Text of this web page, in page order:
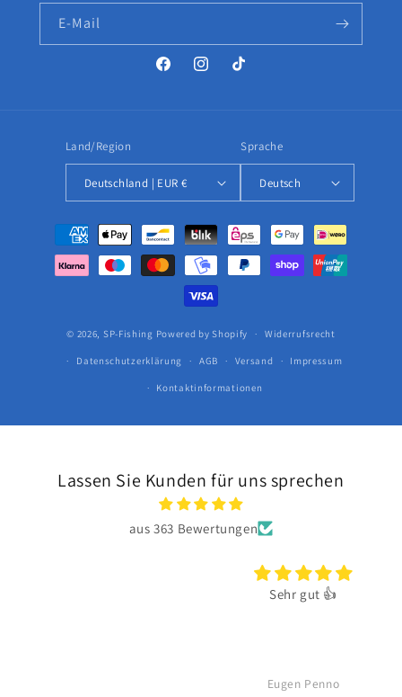
E-Mail
FacebookInstagramTikTok
Land/Region
Deutschland | EUR €
Sprache
Deutsch
Zahlungsmethoden
© 2026, SP-Fishing Powered by Shopify Widerrufsrecht
Datenschutzerklärung AGB Versand Impressum
Kontaktinformationen
Lassen Sie Kunden für uns sprechen
aus 363 Bewertungen